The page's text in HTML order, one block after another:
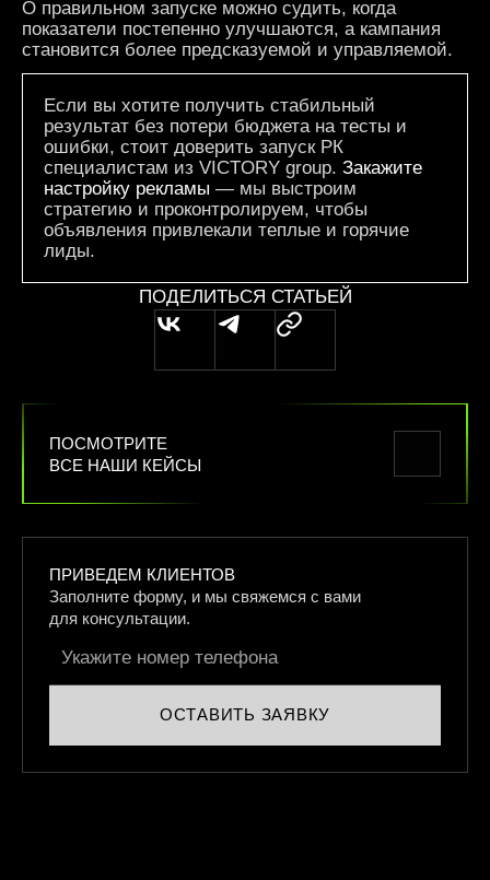
О правильном запуске можно судить, когда
показатели постепенно улучшаются, а кампания
становится более предсказуемой и управляемой.
Если вы хотите получить стабильный
результат без потери бюджета на тесты и
ошибки, стоит доверить запуск РК
специалистам из VICTORY group. Закажите
настройку рекламы — мы выстроим
стратегию и проконтролируем, чтобы
объявления привлекали теплые и горячие
лиды.
ПОДЕЛИТЬСЯ СТАТЬЕЙ
ПОСМОТРИТЕ
ВСЕ НАШИ КЕЙСЫ
ПРИВЕДЕМ КЛИЕНТОВ
Заполните форму, и мы свяжемся с вами
для консультации.
ОСТАВИТЬ ЗАЯВКУ